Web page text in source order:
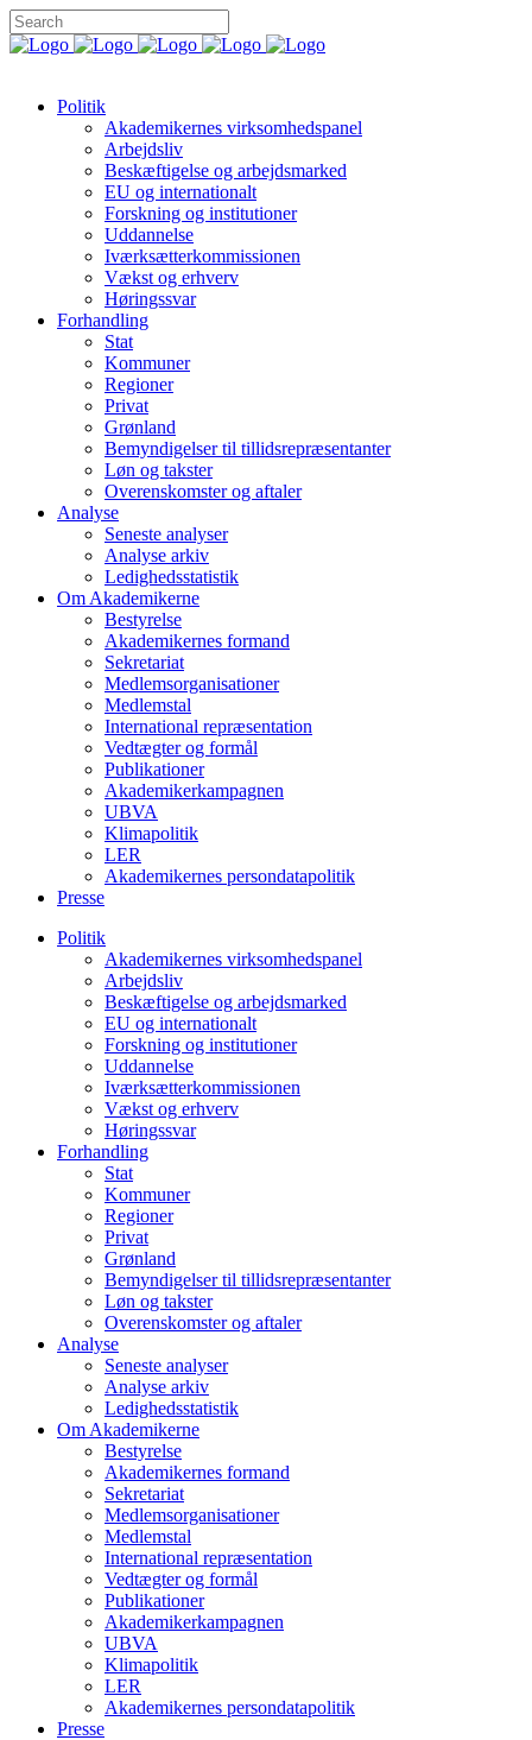
Politik
Akademikernes virksomhedspanel
Arbejdsliv
Beskæftigelse og arbejdsmarked
EU og internationalt
Forskning og institutioner
Uddannelse
Iværksætterkommissionen
Vækst og erhverv
Høringssvar
Forhandling
Stat
Kommuner
Regioner
Privat
Grønland
Bemyndigelser til tillidsrepræsentanter
Løn og takster
Overenskomster og aftaler
Analyse
Seneste analyser
Analyse arkiv
Ledighedsstatistik
Om Akademikerne
Bestyrelse
Akademikernes formand
Sekretariat
Medlemsorganisationer
Medlemstal
International repræsentation
Vedtægter og formål
Publikationer
Akademikerkampagnen
UBVA
Klimapolitik
LER
Akademikernes persondatapolitik
Presse
Politik
Akademikernes virksomhedspanel
Arbejdsliv
Beskæftigelse og arbejdsmarked
EU og internationalt
Forskning og institutioner
Uddannelse
Iværksætterkommissionen
Vækst og erhverv
Høringssvar
Forhandling
Stat
Kommuner
Regioner
Privat
Grønland
Bemyndigelser til tillidsrepræsentanter
Løn og takster
Overenskomster og aftaler
Analyse
Seneste analyser
Analyse arkiv
Ledighedsstatistik
Om Akademikerne
Bestyrelse
Akademikernes formand
Sekretariat
Medlemsorganisationer
Medlemstal
International repræsentation
Vedtægter og formål
Publikationer
Akademikerkampagnen
UBVA
Klimapolitik
LER
Akademikernes persondatapolitik
Presse